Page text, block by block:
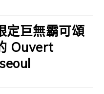
定巨無霸可頌
Ouvert